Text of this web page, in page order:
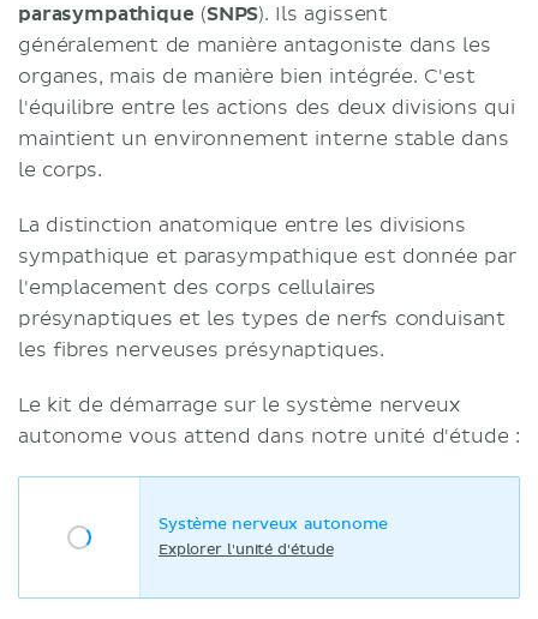
parasympathique (SNPS). Ils agissent
généralement de manière antagoniste dans les
organes, mais de manière bien intégrée. C'est
l'équilibre entre les actions des deux divisions qui
maintient un environnement interne stable dans
le corps.
La distinction anatomique entre les divisions
sympathique et parasympathique est donnée par
l'emplacement des corps cellulaires
présynaptiques et les types de nerfs conduisant
les fibres nerveuses présynaptiques.
Le kit de démarrage sur le système nerveux
autonome vous attend dans notre unité d'étude :
Système nerveux autonome
Explorer l'unité d'étude